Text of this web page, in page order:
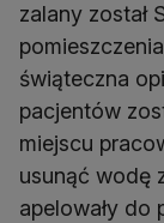
zalany został
świąteczna
pacjentów
miejscu
usunąć wodę
apelowały do